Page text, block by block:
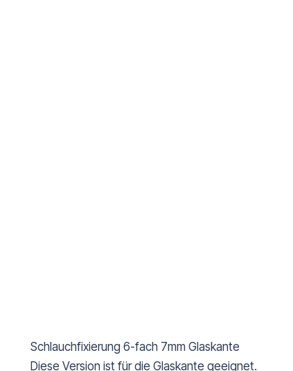
Schlauchfixierung 6-fach 7mm Glaskante
Diese Version ist für die Glaskante geeignet.